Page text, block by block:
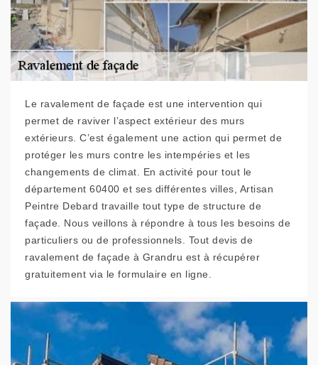
Le ravalement de façade est une intervention qui
permet de raviver l’aspect extérieur des murs
extérieurs. C’est également une action qui permet de
protéger les murs contre les intempéries et les
changements de climat. En activité pour tout le
département 60400 et ses différentes villes, Artisan
Peintre Debard travaille tout type de structure de
façade. Nous veillons à répondre à tous les besoins de
particuliers ou de professionnels. Tout devis de
ravalement de façade à Grandru est à récupérer
gratuitement via le formulaire en ligne.